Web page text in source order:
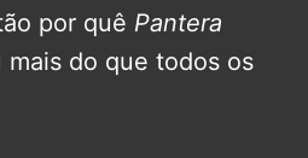
por quê Pantera
mais do que todos os